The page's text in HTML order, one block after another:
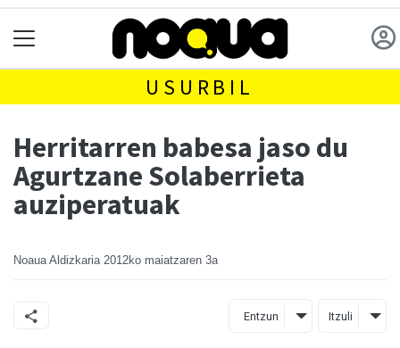
USURBIL
Herritarren babesa jaso du
Agurtzane Solaberrieta
auziperatuak
Noaua Aldizkaria 2012ko maiatzaren 3a
Entzun Itzuli